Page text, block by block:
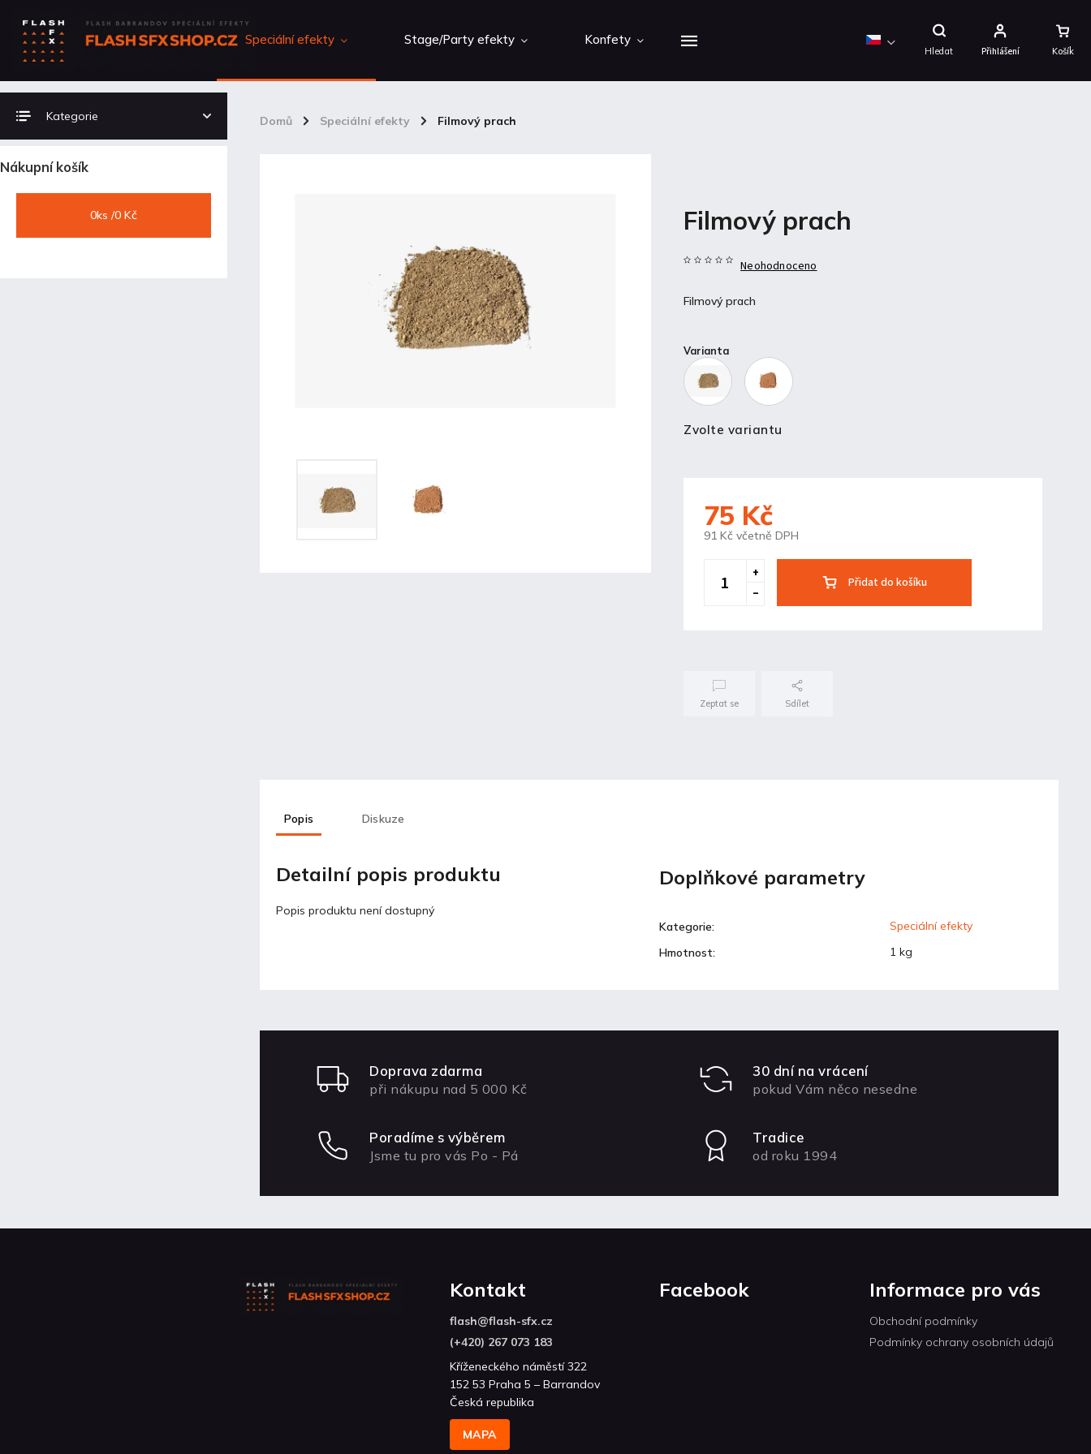
Hledat
Nákupní
Košík
Přihlášení
Speciální efekty Stage/Party efekty Konfety
Domů / Speciální efekty / Filmový prach
Kategorie
Nákupní košík
0ks /0 Kč Filmový prach
Neohodnoceno
Filmový prach
Varianta
Zvolte variantu
75 Kč
91 Kč včetně DPH
Přidat do košíku
Zeptat se Sdílet
Popis Diskuze
Detailní popis produktu
Popis produktu není dostupný
Doplňkové parametry
Kategorie:
Speciální efekty
Hmotnost: 1 kg
Doprava zdarma
při nákupu nad 5 000 Kč
30 dní na vrácení
pokud Vám něco nesedne
Poradíme s výběrem
Jsme tu pro vás Po - Pá
Tradice
od roku 1994
Kontakt
flash@flash-sfx.cz
(+420) 267 073 183
Kříženeckého náměstí 322
152 53 Praha 5 – Barrandov
Česká republika
MAPA
Facebook Informace pro vás
Obchodní podmínky
Podmínky ochrany osobních údajů